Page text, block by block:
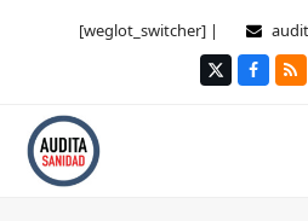
[weglot_switcher] |
Twitter